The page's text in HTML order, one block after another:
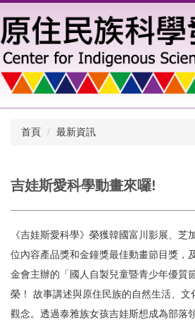
到
主
要
容
首頁 最新資訊
吉娃斯愛科學動畫來囉!
《吉娃斯愛科學》榮獲韓國富川影展、芝
位內容產品獎和金鐘獎最佳動畫節目獎，
金會主辦的「國人自製兒童暨青少年優質
榮！ 故事講述與原住民族的自然生活、
觀念。透過泰雅族女孩吉娃斯想成為部落